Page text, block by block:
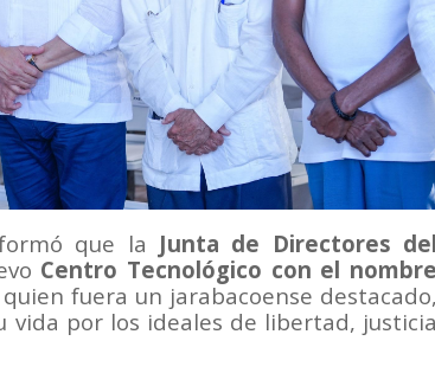
que la Junta de Directores del
Centro Tecnológico con el nombre
fuera un jarabacoense destacado,
vida por los ideales de libertad, justicia